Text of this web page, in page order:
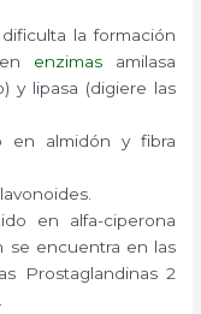
la formación
enzimasamilasa
y lipasa (digiere las
en almidón y fibra
en alfa-ciperona
se encuentra en las
Prostaglandinas 2